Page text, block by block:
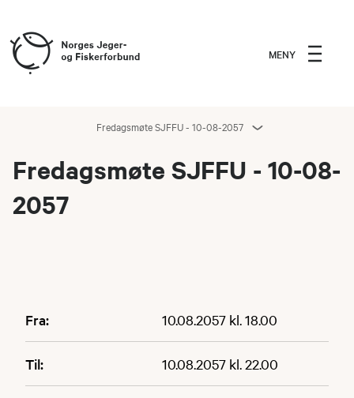
MENY
Fredagsmøte SJFFU - 10-08-2057
Fredagsmøte SJFFU - 10-08-
2057
Fra: 10.08.2057 kl. 18.00
Til: 10.08.2057 kl. 22.00